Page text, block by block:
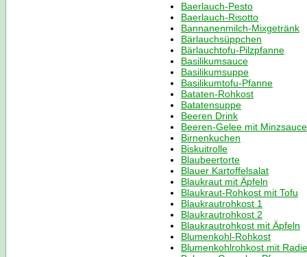
Baerlauch-Pesto
Baerlauch-Risotto
Bannanenmilch-Mixgetränk
Bärlauchsüppchen
Bärlauchtofu-Pilzpfanne
Basilikumsauce
Basilikumsuppe
Basilikumtofu-Pfanne
Bataten-Rohkost
Batatensuppe
Beeren Drink
Beeren-Gelee mit Minzsauce
Birnenkuchen
Biskuitrolle
Blaubeertorte
Blauer Kartoffelsalat
Blaukraut mit Äpfeln
Blaukraut-Rohkost mit Tofu
Blaukrautrohkost 1
Blaukrautrohkost 2
Blaukrautrohkost mit Äpfeln
Blumenkohl-Rohkost
Blumenkohlrohkost mit